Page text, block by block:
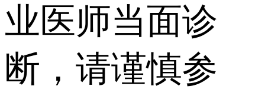
业医师当面诊
断，请谨慎参